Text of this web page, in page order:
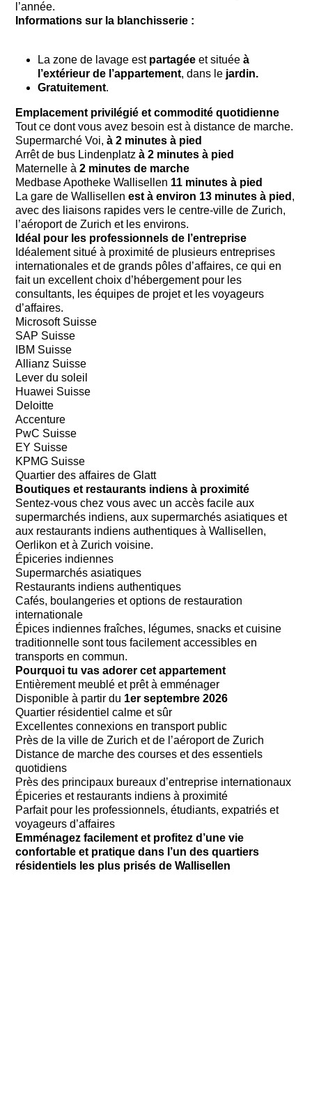
l’année.
Informations sur la blanchisserie :
La zone de lavage est partagée et situéeà
l’extérieur de l’appartement, dans le jardin.
Gratuitement.
Emplacement privilégié et commodité quotidienne
Tout ce dont vous avez besoin est à distance de marche.
Supermarché Voi,à 2 minutes à pied
Arrêt de bus Lindenplatzà 2 minutes à pied
Maternelle à2 minutes de marche
Medbase Apotheke Wallisellen 11 minutes à pied
La gare de Wallisellenest à environ 13 minutes à pied ,
avec des liaisons rapides vers le centre-ville de Zurich,
l’aéroport de Zurich et les environs.
Idéal pour les professionnels de l’entreprise
Idéalement situé à proximité de plusieurs entreprises
internationales et de grands pôles d’affaires, ce qui en
fait un excellent choix d’hébergement pour les
consultants, les équipes de projet et les voyageurs
d’affaires.
Microsoft Suisse
SAP Suisse
IBM Suisse
Allianz Suisse
Lever du soleil
Huawei Suisse
Deloitte
Accenture
PwC Suisse
EY Suisse
KPMG Suisse
Quartier des affaires de Glatt
Boutiques et restaurants indiens à proximité
Sentez-vous chez vous avec un accès facile aux
supermarchés indiens, aux supermarchés asiatiques et
aux restaurants indiens authentiques à Wallisellen,
Oerlikon et à Zurich voisine.
Épiceries indiennes
Supermarchés asiatiques
Restaurants indiens authentiques
Cafés, boulangeries et options de restauration
internationale
Épices indiennes fraîches, légumes, snacks et cuisine
traditionnelle sont tous facilement accessibles en
transports en commun.
Pourquoi tu vas adorer cet appartement
Entièrement meublé et prêt à emménager
Disponible à partir du 1er septembre 2026
Quartier résidentiel calme et sûr
Excellentes connexions en transport public
Près de la ville de Zurich et de l’aéroport de Zurich
Distance de marche des courses et des essentiels
quotidiens
Près des principaux bureaux d’entreprise internationaux
Épiceries et restaurants indiens à proximité
Parfait pour les professionnels, étudiants, expatriés et
voyageurs d’affaires
Emménagez facilement et profitez d’une vie
confortable et pratique dans l’un des quartiers
résidentiels les plus prisés de Wallisellen